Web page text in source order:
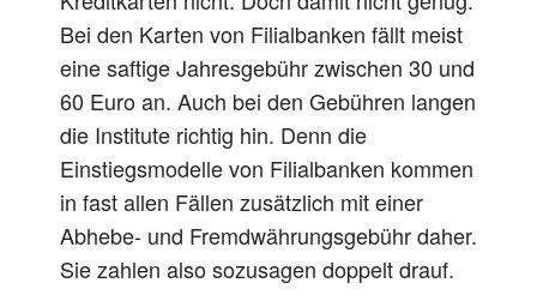
Bei den Karten von Filialbanken fällt meist
eine saftige Jahresgebühr zwischen 30 und
60 Euro an. Auch bei den Gebühren langen
die Institute richtig hin. Denn die
Einstiegsmodelle von Filialbanken kommen
in fastallen Fällen zusätzlich mit einer
Abhebe- und Fremdwährungsgebührdaher.
Sie zahlen alsosozusagen doppelt drauf.